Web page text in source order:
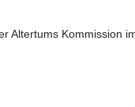
Altertums Kommission